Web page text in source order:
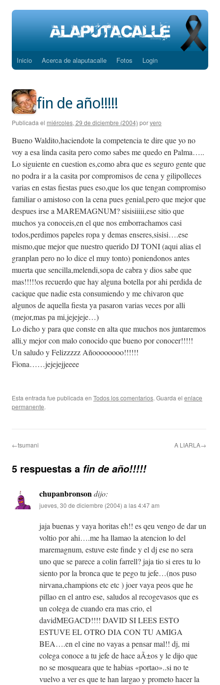
Saltar
contenido
Inicio Acerca de alaputacalle Fotos Login
fin de año!!!!!
Publicada el miércoles, 29 de diciembre (2004) porvero
Bueno Waldito,haciendote la competencia te dire que yo no
voy a esa linda casita pero como sabes me quedo en Palma…..
Lo siguiente en cuestion es,como abra que es seguro gente que
no podra ir a la casita por compromisos de cena y gilipolleces
varias en estas fiestas pues eso,que los que tengan compromiso
familiar o amistoso con la cena pues genial,pero que mejor que
despues irse a MAREMAGNUM? sisisiiiii,ese sitio que
muchos ya conoceis,en el que nos emborrachamos casi
todos,perdimos papeles ropa y demas enseres,sisisi….ese
mismo,que mejor que nuestro querido DJ TONI (aqui alias el
granplan pero no lo dice el muy tonto) poniendonos antes
muerta que sencilla,melendi,sopa de cabra y dios sabe que
mas!!!!!os recuerdo que hay alguna botella por ahi perdida de
cacique que nadie esta consumiendo y me chivaron que
algunos de aquella fiesta ya pasaron varias veces por alli
(mejor,mas pa mi,jejejeje…)
Lo dicho y para que conste en alta que muchos nos juntaremos
alli,y mejor con malo conocido que bueno por conocer!!!!!
Un saludo y Felizzzzz Añoooooooo!!!!!!
Fiona……jejejejjeeee
Esta entrada fue publicada en Todos los comentarios. Guarda el enlace
permanente.
←tsumani A LIARLA→
5 respuestas a fin de año!!!!!
chupanbronsondijo:
jueves, 30 de diciembre (2004) a las 4:47 am
jaja buenas y vaya horitas eh!! es qeu vengo de dar un
voltio por ahi….me ha llamao la atencion lo del
maremagnum, estuve este finde y el dj ese no sera
uno que se parece a colin farrell? jaja tio si eres tu lo
siento por la bronca que te pego tu jefe…(nos puso
nirvana,champions etc etc ) joer vaya peos que he
pillao en el antro ese, saludos al recogevasos que es
un colega de cuando era mas crio, el
davidMEGACD!!!! DAVID SI LEES ESTO
ESTUVE EL OTRO DIA CON TU AMIGA
BEA….en el cine no vayas a pensar mal!! dj, mi
colega conoce a tu jefe de hace aÃ±os y le dijo que
no se mosqueara que te habias «portao»..si no te
vuelvo a ver es que te han largao y prometo hacer la